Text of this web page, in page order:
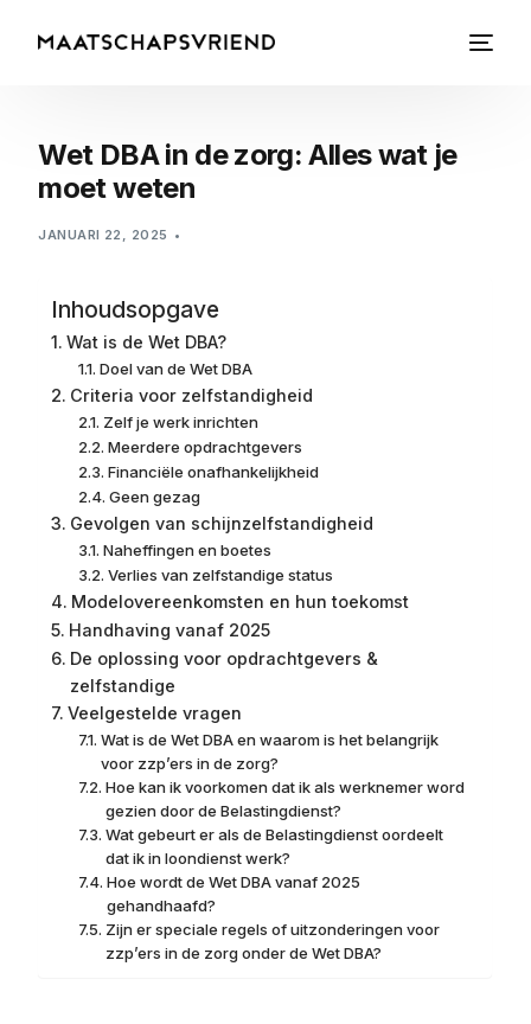
Wet DBA in de zorg: Alles wat je
moet weten
JANUARI 22, 2025
Inhoudsopgave
Wat is de Wet DBA?
Doel van de Wet DBA
Criteria voor zelfstandigheid
Zelf je werk inrichten
Meerdere opdrachtgevers
Financiële onafhankelijkheid
Geen gezag
Gevolgen van schijnzelfstandigheid
Naheffingen en boetes
Verlies van zelfstandige status
Modelovereenkomsten en hun toekomst
Handhaving vanaf 2025
De oplossing voor opdrachtgevers &
zelfstandige
Veelgestelde vragen
Wat is de Wet DBA en waarom is het belangrijk
voor zzp’ers in de zorg?
Hoe kan ik voorkomen dat ik als werknemer word
gezien door de Belastingdienst?
Wat gebeurt er als de Belastingdienst oordeelt
dat ik in loondienst werk?
Hoe wordt de Wet DBA vanaf 2025
gehandhaafd?
Zijn er speciale regels of uitzonderingen voor
zzp’ers in de zorg onder de Wet DBA?